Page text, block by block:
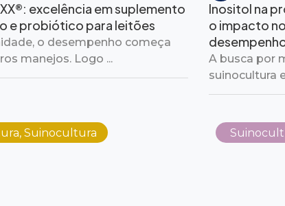
excelência em suplemento
e probiótico para leitões
o desempenho começa
manejos. Logo ...
Inositol na
o impacto
A busca por
suinocultura e
, Suinocultura